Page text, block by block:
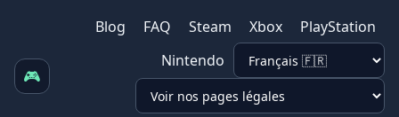
🎮
Blog FAQ Steam Xbox
PlayStation
Nintendo